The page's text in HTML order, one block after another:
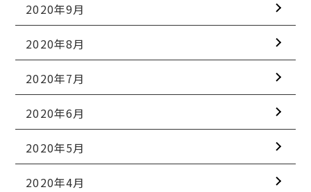
2020年9月
2020年8月
2020年7月
2020年6月
2020年5月
2020年4月